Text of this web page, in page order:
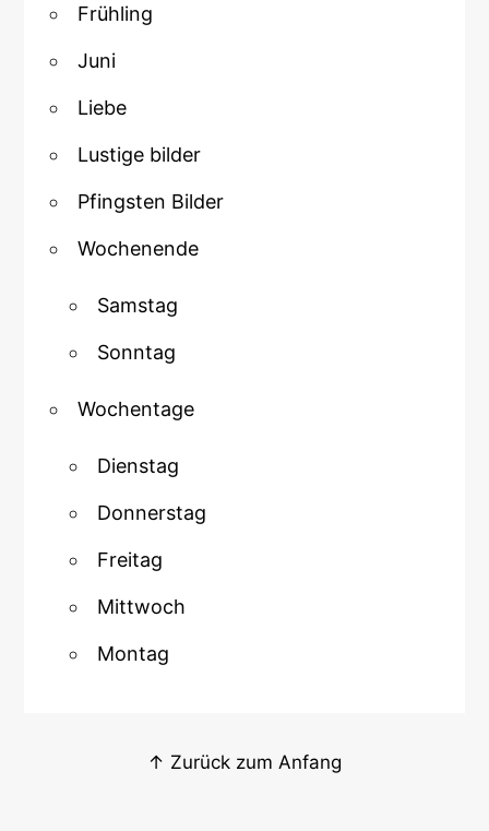
Frühling
Juni
Liebe
Lustige bilder
Pfingsten Bilder
Wochenende
Samstag
Sonntag
Wochentage
Dienstag
Donnerstag
Freitag
Mittwoch
Montag
↑ Zurück zum Anfang